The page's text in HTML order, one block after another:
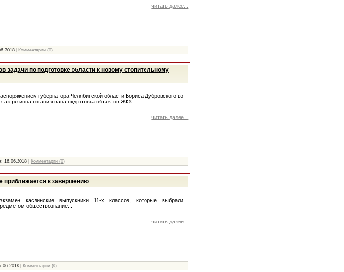
читать далее...
Комментарии (0)
задачи по подготовке области к новому отопительному
губернатора Челябинской области Бориса Дубровского во
региона организована подготовка объектов ЖКХ...
читать далее...
16.06.2018 Комментарии (0)
приближается к завершению
каслинские выпускники 11-х классов, которые выбрали
обществознание...
читать далее...
Комментарии (0)